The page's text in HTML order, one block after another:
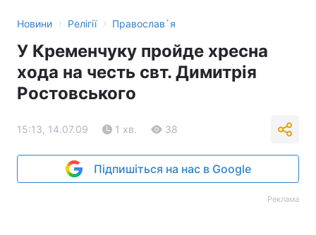
Новини › Релігії › Православ`я
У Кременчуку пройде хресна
хода на честь свт. Димитрія
Ростовського
15:13, 14.07.09 1 хв. 38
Підпишіться на нас в Google
Реклама